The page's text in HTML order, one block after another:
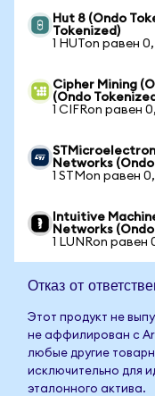
Hut 8 (Ondo
Tokenized)
1 HUTon равен
Cipher Mining
(Ondo
1 CIFRon равен
Networks
1 STMon равен
Intuitive
Networks
1 LUNRon равен
Отказ от
Этот продукт не
не аффилирован с
любые другие
исключительно для
эталонного актива.